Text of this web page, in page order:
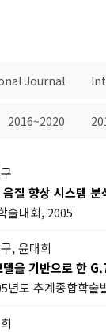
Journal
2016~2020
질 향상 시스템 분
술대회, 2005
, 윤대희
델을 기반으로 한
년도 추계종합학